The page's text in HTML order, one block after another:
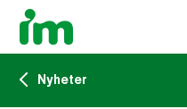
Nyheter